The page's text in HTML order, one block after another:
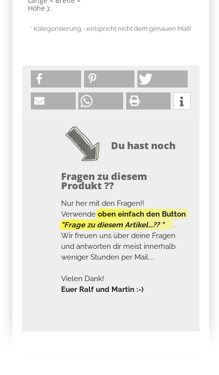
Höhe ):
* Kategorisierung - entspricht nicht dem genauen Maß!
Du hast noch
Fragen zu diesem
Produkt ??
Nur her mit den Fragen!!
Verwendeoben einfach den Button
"Frage zu diesem Artikel...?? "
.
Wir freuen uns über deine Fragen
und antworten dir meist innerhalb
weniger Stunden per Mail....
Vielen Dank!
Euer Ralf und Martin :-)